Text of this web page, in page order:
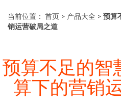
当前位置： 首页 > 产品大全 > 预算
销运营破局之道
预算不足的智
算下的营销